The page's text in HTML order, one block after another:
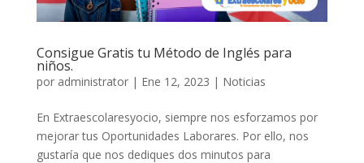
Consigue Gratis tu Método de Inglés para
niños.
por administrator| Ene 12, 2023 | Noticias
En Extraescolaresyocio, siempre nos esforzamos por
mejorar tus Oportunidades Laborares. Por ello, nos
gustaría que nos dediques dos minutos para